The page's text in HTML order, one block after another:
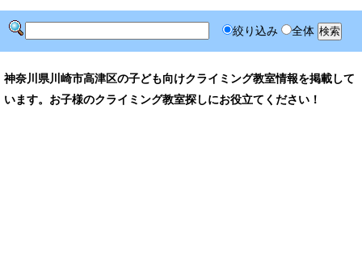
絞り込み 全体
神奈川県川崎市高津区の子ども向けクライミング教室情報を掲載して
います。お子様のクライミング教室探しにお役立てください！